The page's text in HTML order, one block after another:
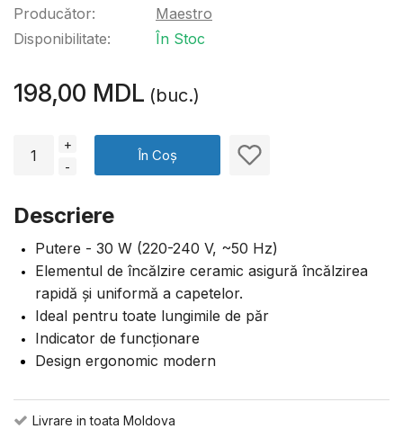
Producător:
Disponibilitate:
Maestro
În Stoc
198,00 MDL (buc.)
+
-
În Coș
Descriere
Putere - 30 W (220-240 V, ~50 Hz)
Elementul de încălzire ceramic asigură încălzirea
rapidă și uniformă a capetelor.
Ideal pentru toate lungimile de păr
Indicator de funcționare
Design ergonomic modern
Livrare in toata Moldova